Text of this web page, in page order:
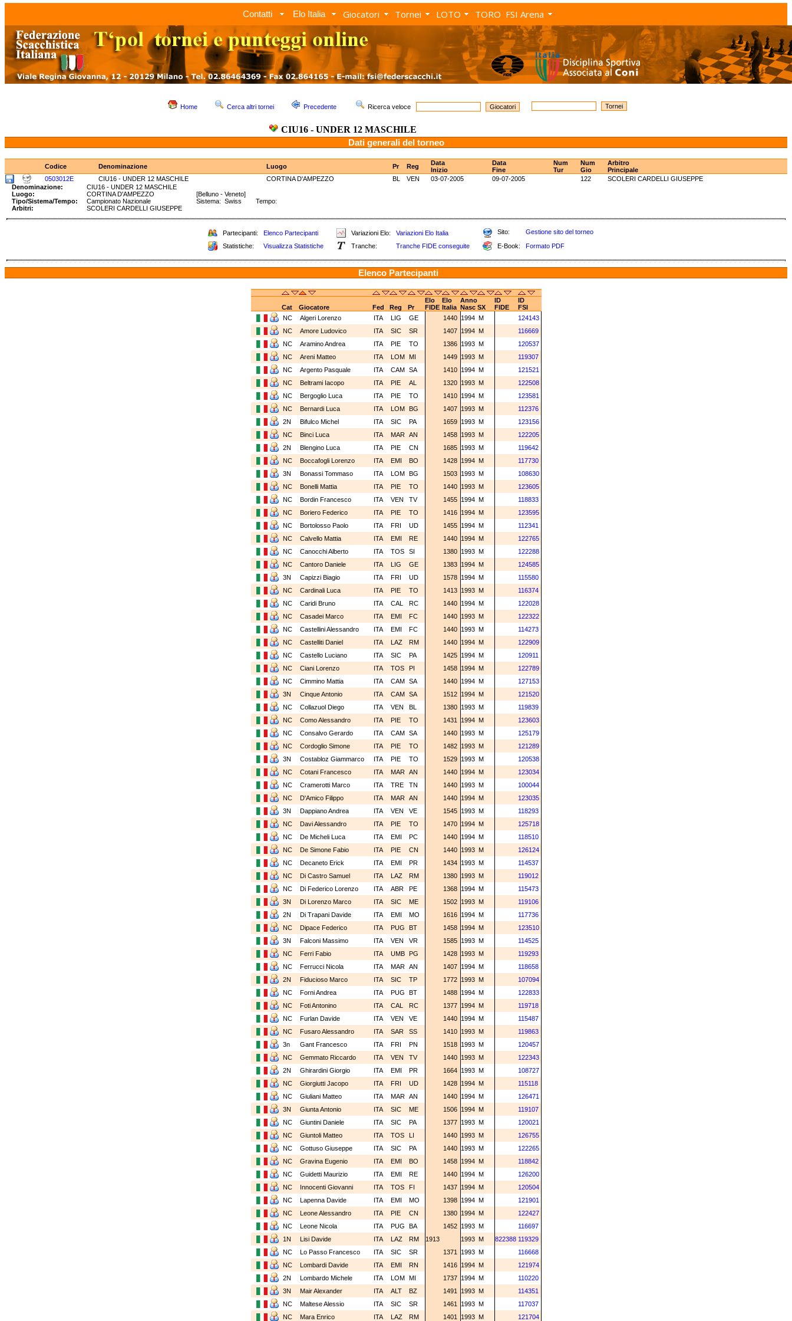
Contatti Elo Italia Giocatori Tornei LOTO TORO FSI Arena
Home Cerca altri tornei Precedente Ricerca veloce
CIU16 - UNDER 12 MASCHILE
Dati generali del torneo
Codice Denominazione Luogo Pr Reg
Data
Inizio
Data
Fine
Num
Tur
Num
Gio
Arbitro
Principale
0503012E
CIU16 - UNDER 12 MASCHILE CORTINA D'AMPEZZO BL VEN 03-07-2005 09-07-2005 122
SCOLERI CARDELLI GIUSEPPE
Denominazione:
CIU16 - UNDER 12 MASCHILE
Luogo:
CORTINA D'AMPEZZO
[Belluno - Veneto]
Tipo/Sistema/Tempo:
Campionato Nazionale
Sistema: Swiss Tempo:
Arbitri:
SCOLERI CARDELLI GIUSEPPE
Partecipanti: Elenco Partecipanti Variazioni Elo: Variazioni Elo Italia Sito:
Gestione sito del torneo
Statistiche:
Visualizza Statistiche Tranche: Tranche FIDE conseguite E-Book: Formato PDF
Elenco Partecipanti
Elo Elo Anno ID
ID
Cat
Giocatore Fed Reg Pr FIDE Italia Nasc SX FIDE
FSI
NC
Algeri Lorenzo ITA LIG GE 1440 1994 M
124143
NC
Amore Ludovico ITA SIC SR 1407 1994 M
116669
NC
Aramino Andrea ITA PIE TO 1386 1993 M
120537
NC
Areni Matteo ITA LOM MI 1449 1993 M
119307
NC
Argento Pasquale ITA CAM SA 1410 1994 M
121521
NC
Beltrami Iacopo ITA PIE AL 1320 1993 M
122508
NC
Bergoglio Luca ITA PIE TO 1410 1994 M
123581
NC
Bernardi Luca ITA LOM BG 1407 1993 M
112376
2N
Bifulco Michel ITA SIC PA 1659 1993 M
123156
NC
Binci Luca ITA MAR AN 1458 1993 M
122205
2N
Blengino Luca ITA PIE CN 1685 1993 M
119642
NC
Boccafogli Lorenzo ITA EMI BO 1428 1994 M
117730
3N
Bonassi Tommaso ITA LOM BG 1503 1993 M
108630
NC
Bonelli Mattia ITA PIE TO 1440 1993 M
123605
NC
Bordin Francesco ITA VEN TV 1455 1994 M
118833
NC
Boriero Federico ITA PIE TO 1416 1994 M
123595
NC
Bortolosso Paolo ITA FRI UD 1455 1994 M
112341
NC
Calvello Mattia ITA EMI RE 1440 1994 M
122765
NC
Canocchi Alberto ITA TOS SI 1380 1993 M
122288
NC
Cantoro Daniele ITA LIG GE 1383 1994 M
124585
3N
Capizzi Biagio ITA FRI UD 1578 1994 M
115580
NC
Cardinali Luca ITA PIE TO 1413 1993 M
116374
NC
Caridi Bruno ITA CAL RC 1440 1994 M
122028
NC
Casadei Marco ITA EMI FC 1440 1993 M
122322
NC
Castellini Alessandro ITA EMI FC 1440 1993 M
114273
NC
Castelliti Daniel ITA LAZ RM 1440 1994 M
122909
NC
Castello Luciano ITA SIC PA 1425 1994 M
120911
NC
Ciani Lorenzo ITA TOS PI 1458 1994 M
122789
NC
Cimmino Mattia ITA CAM SA 1440 1994 M
127153
3N
Cinque Antonio ITA CAM SA 1512 1994 M
121520
NC
Collazuol Diego ITA VEN BL 1380 1993 M
119839
NC
Como Alessandro ITA PIE TO 1431 1994 M
123603
NC
Consalvo Gerardo ITA CAM SA 1440 1993 M
125179
NC
Cordoglio Simone ITA PIE TO 1482 1993 M
121289
3N
Costabloz Giammarco ITA PIE TO 1529 1993 M
120538
NC
Cotani Francesco ITA MAR AN 1440 1994 M
123034
NC
Cramerotti Marco ITA TRE TN 1440 1993 M
100044
NC
D'Amico Filippo ITA MAR AN 1440 1994 M
123035
3N
Dappiano Andrea ITA VEN VE 1545 1993 M
118293
NC
Davi Alessandro ITA PIE TO 1470 1994 M
125718
NC
De Micheli Luca ITA EMI PC 1440 1994 M
118510
NC
De Simone Fabio ITA PIE CN 1440 1993 M
126124
NC
Decaneto Erick ITA EMI PR 1434 1993 M
114537
NC
Di Castro Samuel ITA LAZ RM 1380 1993 M
119012
NC
Di Federico Lorenzo ITA ABR PE 1368 1994 M
115473
3N
Di Lorenzo Marco ITA SIC ME 1502 1993 M
119106
2N
Di Trapani Davide ITA EMI MO 1616 1994 M
117736
NC
Dipace Federico ITA PUG BT 1458 1994 M
123510
3N
Falconi Massimo ITA VEN VR 1585 1993 M
114525
NC
Ferri Fabio ITA UMB PG 1428 1993 M
119293
NC
Ferrucci Nicola ITA MAR AN 1407 1994 M
118658
2N
Fiducioso Marco ITA SIC TP 1772 1993 M
107094
NC
Forni Andrea ITA PUG BT 1488 1994 M
122833
NC
Foti Antonino ITA CAL RC 1377 1994 M
119718
NC
Furlan Davide ITA VEN VE 1440 1994 M
115487
NC
Fusaro Alessandro ITA SAR SS 1410 1993 M
119863
3n
Gant Francesco ITA FRI PN 1518 1993 M
120457
NC
Gemmato Riccardo ITA VEN TV 1440 1993 M
122343
2N
Ghirardini Giorgio ITA EMI PR 1664 1993 M
108727
NC
Giorgiutti Jacopo ITA FRI UD 1428 1994 M
115118
NC
Giuliani Matteo ITA MAR AN 1440 1994 M
126471
3N
Giunta Antonio ITA SIC ME 1506 1994 M
119107
NC
Giuntini Daniele ITA SIC PA 1377 1993 M
120021
NC
Giuntoli Matteo ITA TOS LI 1440 1993 M
126755
NC
Gottuso Giuseppe ITA SIC PA 1440 1993 M
122265
NC
Gravina Eugenio ITA EMI BO 1458 1994 M
118842
NC
Guidetti Maurizio ITA EMI RE 1440 1994 M
126200
NC
Innocenti Giovanni ITA TOS FI 1437 1994 M
120504
NC
Lapenna Davide ITA EMI MO 1398 1994 M
121901
NC
Leone Alessandro ITA PIE CN 1380 1994 M
122427
NC
Leone Nicola ITA PUG BA 1452 1993 M
116697
1N
Lisi Davide ITA LAZ RM 1913 1993 M 822388 119329
NC
Lo Passo Francesco ITA SIC SR 1371 1993 M
116668
NC
Lombardi Davide ITA EMI RN 1416 1994 M
121974
2N
Lombardo Michele ITA LOM MI 1737 1994 M
110220
3N
Mair Alexander ITA ALT BZ 1491 1993 M
114351
NC
Maltese Alessio ITA SIC SR 1461 1993 M
117037
NC
Mara Enrico ITA LAZ RM 1401 1993 M 121704